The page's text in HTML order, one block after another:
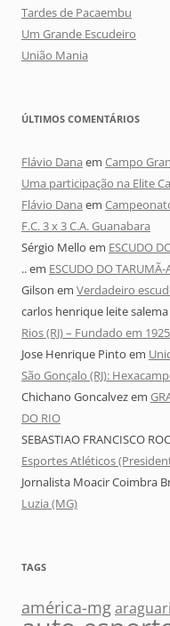
Tardes de Pacaembu
Um Grande Escudeiro
União Mania
ÚLTIMOS COMENTÁRIOS
Flávio Dana em Campo
Uma participação na Elite
Flávio Dana em
F.C. 3 x 3 C.A. Guanabara
Sérgio Mello em ESCUDO
..em ESCUDO DO TARUMÃ-
Gilson em Verdadeiro
carlos henrique leite salema
Rios (RJ) – Fundado em 1925
Jose Henrique Pinto em
São Gonçalo (RJ):
Chichano Goncalvezem
DO RIO
SEBASTIAO FRANCISCO
Esportes Atléticos
Jornalista Moacir Coimbra
Luzia (MG)
TAGS
américa-mg